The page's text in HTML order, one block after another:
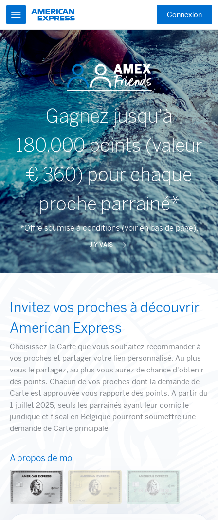
Aller au contenu
Connexion
Gagnez jusqu'à
180.000 points (valeur
€ 360) pour chaque
proche parrainé*
*Offre soumise à conditions (voir en bas de page).
J'Y VAIS
Invitez vos proches à découvrir
American Express
Choisissez la Carte que vous souhaitez recommander à
vos proches et partager votre lien personnalisé. Au plus
vous le partagez, au plus vous aurez de chance d'obtenir
des points. Chacun de vos proches dont la demande de
Carte est approuvée vous rapporte des points. A partir du
1 juillet 2025, seuls les parrainés ayant leur domicile
juridique et fiscal en Belgique pourront soumettre une
demande de Carte principale.
A propos de moi